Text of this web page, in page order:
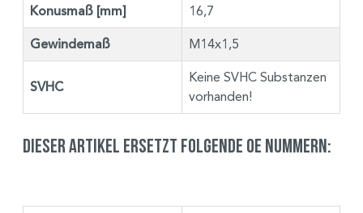
Konusmaß [mm] 16,7
Gewindemaß M14x1,5
SVHC
Keine SVHC Substanzen
vorhanden!
Dieser Artikel ersetzt folgende OE Nummern: